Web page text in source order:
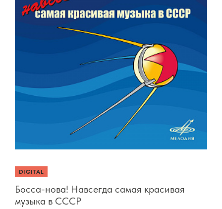
DIGITAL
Босса-нова! Навсегда самая красивая
музыка в СССР